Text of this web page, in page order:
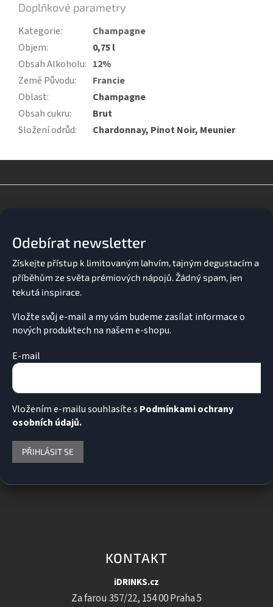
Doplňkové parametry
Kategorie:
Champagne
Objem:
0,75 l
Obsah Alkoholu: 12%
Země Původu:
Francie
Oblast:
Champagne
Obsah cukru:
Brut
Složení odrůd: Chardonnay, Pinot Noir, Meunier
Odebírat newsletter
Vložte svůj e-mail a my vám budeme zasílat informace o
nových produktech na našem e-shopu.
E-mail
Vložením e-mailu souhlasíte s Podmínkami ochrany
osobních údajů.
PŘIHLÁSIT SE
KONTAKT
iDRINKS.cz
Za farou 357/22, 154 00 Praha 5